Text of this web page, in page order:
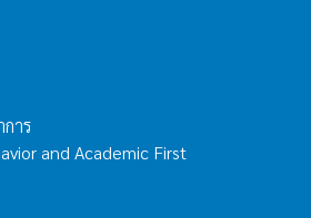
าร
and Academic First